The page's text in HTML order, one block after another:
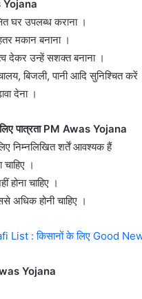
Yojana
घर उपलब्ध कराना ।
मकान बनाना ।
देकर उन्हें सशक्त बनाना ।
बिजली, पानी आदि सुनिश्चित करें
देना ।
पात्रता PM Awas Yojana
निम्नलिखित शर्तें आवश्यक हैं
।
चाहिए ।
अधिक होनी चाहिए ।
: किसानों के लिए Good
Yojana